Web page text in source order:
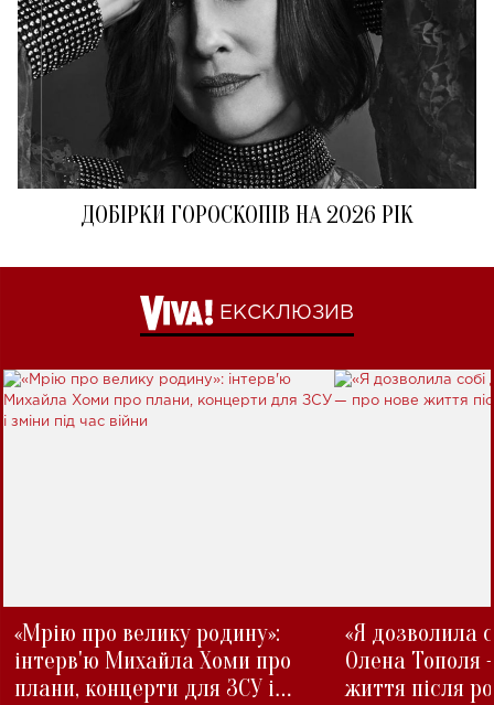
ДОБІРКИ ГОРОСКОПІВ НА 2026 РІК
ЕКСКЛЮЗИВ
«Мрію про велику родину»:
інтерв'ю Михайла Хоми про
плани, концерти для ЗСУ і
«Я дозволила
Олена Тополя
життя після